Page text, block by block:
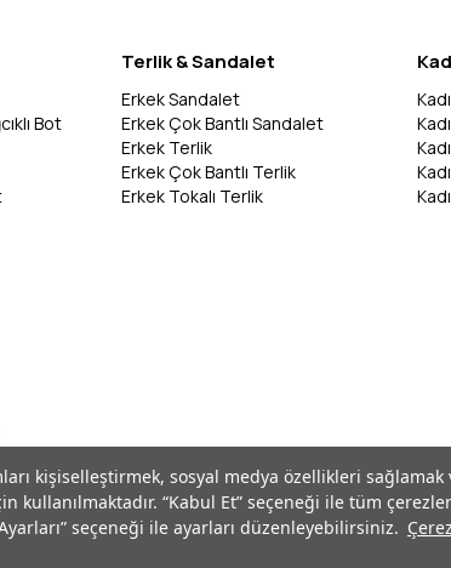
kişiselleştirmek, sosyal medya özellikleri sağlamak
kullanılmaktadır. “Kabul Et” seçeneği ile tüm
seçeneği ile ayarları düzenleyebilirsiniz. Çerez
Bot
Terlik & Sandalet
Erkek Sandalet
Erkek Çok Bantlı Sandalet
Erkek Terlik
Erkek Çok Bantlı Terlik
Erkek Tokalı Terlik
Saklıdır | ikas E-Ticaret Altyapısı ile Hazırlanmıştır